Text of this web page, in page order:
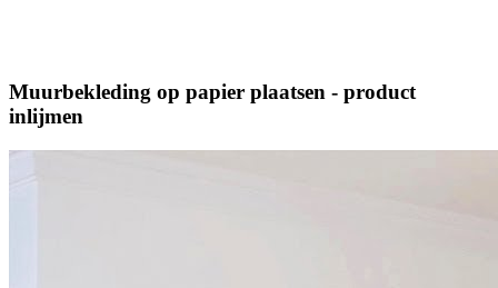
Muurbekleding op papier plaatsen - product
inlijmen